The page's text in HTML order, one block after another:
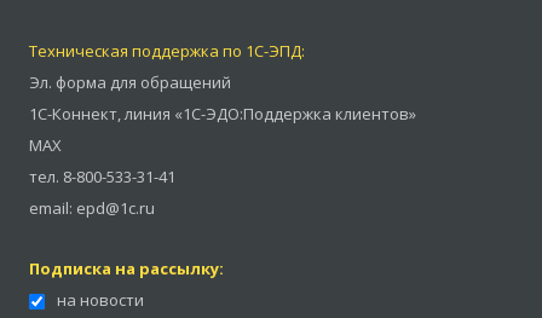
Техническая поддержка по 1С-ЭПД:
Эл. форма для обращений
1С-Коннект,линия «1С-ЭДО:Поддержка клиентов»
MAX
тел. 8-800-533-31-41
email: epd@1c.ru
Подписка на рассылку:
на новости